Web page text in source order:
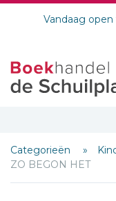
Vandaag
Categorieën
ZO BEGON HET